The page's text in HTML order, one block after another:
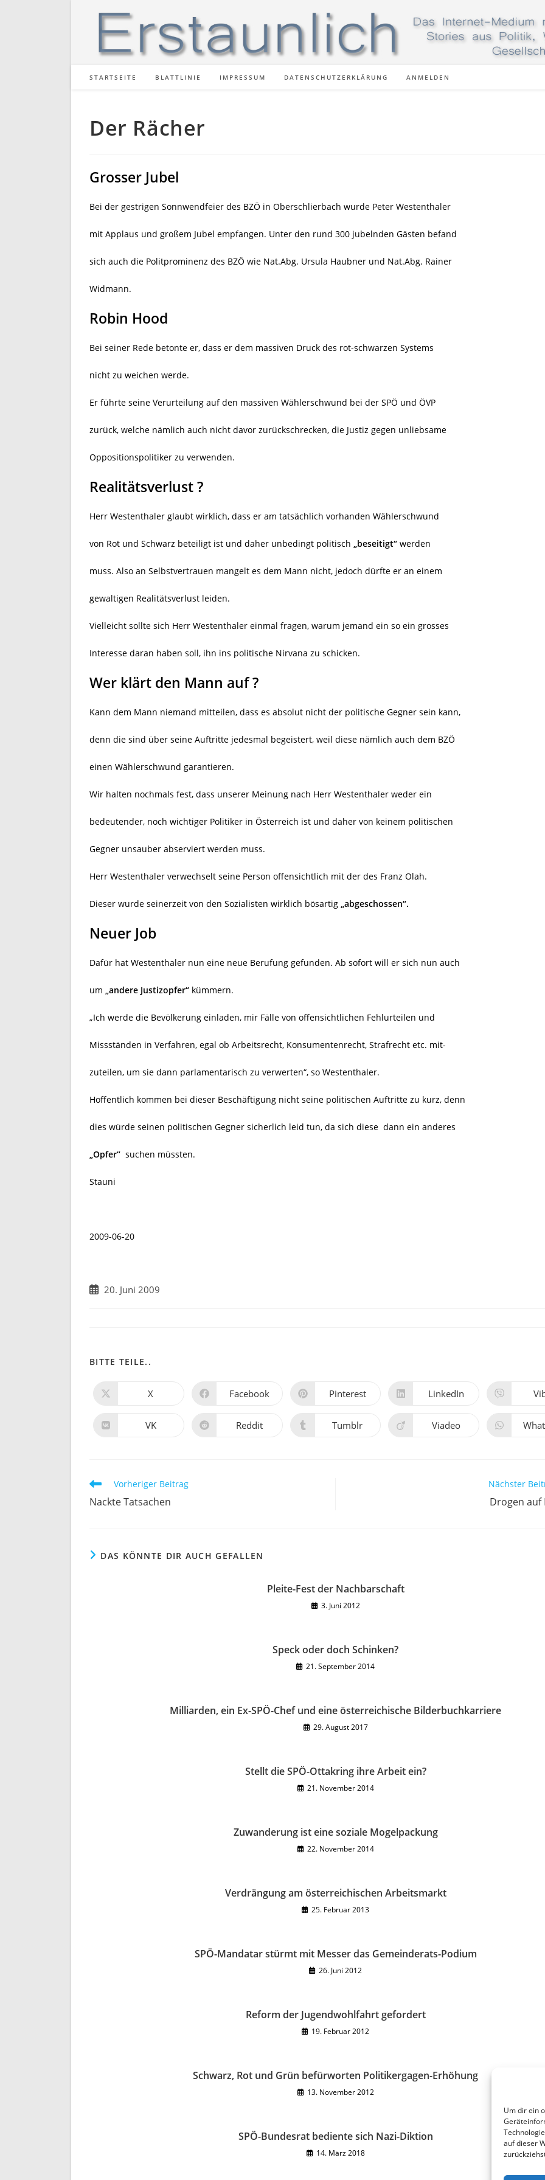
Um dir ein
auf dieser
STARTSEITE BLATTLINIE IMPRESSUM DATENSCHUTZERKLÄRUNG ANMELDEN
Der Rächer
Grosser Jubel
Bei der gestrigen Sonnwendfeier des BZÖ in Oberschlierbach wurde Peter Westenthaler
mit Applaus und großem Jubel empfangen. Unter den rund 300 jubelnden Gästen befand
sich auch die Politprominenz des BZÖ wie Nat.Abg. Ursula Haubner und Nat.Abg. Rainer
Widmann.
Robin Hood
Bei seiner Rede betonte er, dass er dem massiven Druck des rot-schwarzen Systems
nicht zu weichen werde.
Er führte seine Verurteilung auf den massiven Wählerschwund bei der SPÖ und ÖVP
zurück, welche nämlich auch nicht davor zurückschrecken, die Justiz gegen unliebsame
Oppositionspolitiker zu verwenden.
Realitätsverlust ?
Herr Westenthaler glaubt wirklich, dass er am tatsächlich vorhanden Wählerschwund
von Rot und Schwarz beteiligt ist und daher unbedingt politisch „beseitigt“ werden
muss. Also an Selbstvertrauen mangelt es dem Mann nicht, jedoch dürfte er an einem
gewaltigen Realitätsverlust leiden.
Vielleicht sollte sich Herr Westenthaler einmal fragen, warum jemand ein so ein grosses
Interesse daran haben soll, ihn ins politische Nirvana zu schicken.
Wer klärt den Mann auf ?
Kann dem Mann niemand mitteilen, dass es absolut nicht der politische Gegner sein kann,
denn die sind über seine Auftritte jedesmal begeistert, weil diese nämlich auch dem BZÖ
einen Wählerschwund garantieren.
Wir halten nochmals fest, dass unserer Meinung nach Herr Westenthaler weder ein
bedeutender, noch wichtiger Politiker in Österreich ist und daher von keinem politischen
Gegner unsauber abserviert werden muss.
Herr Westenthaler verwechselt seine Person offensichtlich mit der des Franz Olah.
Dieser wurde seinerzeit von den Sozialisten wirklich bösartig „abgeschossen“.
Neuer Job
Dafür hat Westenthaler nun eine neue Berufung gefunden. Ab sofort will er sich nun auch
um „andere Justizopfer“ kümmern.
„Ich werde die Bevölkerung einladen, mir Fälle von offensichtlichen Fehlurteilen und
Missständen in Verfahren, egal ob Arbeitsrecht, Konsumentenrecht, Strafrecht etc. mit-
zuteilen, um sie dann parlamentarisch zu verwerten“, so Westenthaler.
Hoffentlich kommen bei dieser Beschäftigung nicht seine politischen Auftritte zu kurz, denn
dies würde seinen politischen Gegner sicherlich leid tun, da sich diese dann ein anderes
„Opfer“ suchen müssten.
Stauni
2009-06-20
Beitrag20. Juni 2009
BITTE TEILE..
Öffnet
neuen
Fenster
X Öffnet
neuen
Fenster
Facebook Öffnet
neuen
Fenster
Pinterest Öffnet
neuen
Fenster
LinkedIn
Öffnet
VK Öffnet
Reddit Öffnet
Tumblr Öffnet
Viadeo
Weitere
Artikel
ansehen
Vorheriger Beitrag
Nackte Tatsachen
Nächster
Drogen auf
DAS KÖNNTE DIR AUCH GEFALLEN
Pleite-Fest der Nachbarschaft
3. Juni 2012
Speck oder doch Schinken?
21. September 2014
Milliarden, ein Ex-SPÖ-Chef und eine österreichische Bilderbuchkarriere
29. August 2017
Stellt die SPÖ-Ottakring ihre Arbeit ein?
21. November 2014
Zuwanderung ist eine soziale Mogelpackung
22. November 2014
Verdrängung am österreichischen Arbeitsmarkt
25. Februar 2013
SPÖ-Mandatar stürmt mit Messer das Gemeinderats-Podium
26. Juni 2012
Reform der Jugendwohlfahrt gefordert
19. Februar 2012
Schwarz, Rot und Grün befürworten Politikergagen-Erhöhung
13. November 2012
SPÖ-Bundesrat bediente sich Nazi-Diktion
14. März 2018